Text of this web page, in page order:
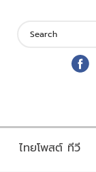
ไทยโพสต์ ทีวี